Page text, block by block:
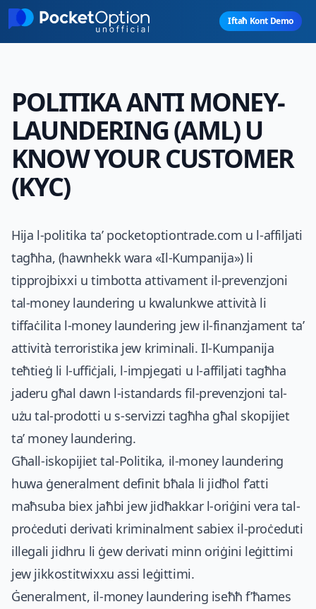
Skip to main content
Iftaħ Kont Demo
POLITIKA ANTI MONEY-
LAUNDERING (AML) U
KNOW YOUR CUSTOMER
(KYC)
Hija l-politika ta’ pocketoptiontrade.com u l-affiljati
tagħha, (hawnhekk wara «Il-Kumpanija») li
tipprojbixxi u timbotta attivament il-prevenzjoni
tal-money laundering u kwalunkwe attività li
tiffaċilita l-money laundering jew il-finanzjament ta’
attività terroristika jew kriminali. Il-Kumpanija
teħtieġ li l-uffiċjali, l-impjegati u l-affiljati tagħha
jaderu għal dawn l-istandards fil-prevenzjoni tal-
użu tal-prodotti u s-servizzi tagħha għal skopijiet
ta’ money laundering.
Għall-iskopijiet tal-Politika, il-money laundering
huwa ġeneralment definit bħala li jidħol f’atti
maħsuba biex jaħbi jew jidħakkar l-oriġini vera tal-
proċeduti derivati kriminalment sabiex il-proċeduti
illegali jidhru li ġew derivati minn oriġini leġittimi
jew jikkostitwixxu assi leġittimi.
Ġeneralment, il-money laundering iseħħ f’ħames